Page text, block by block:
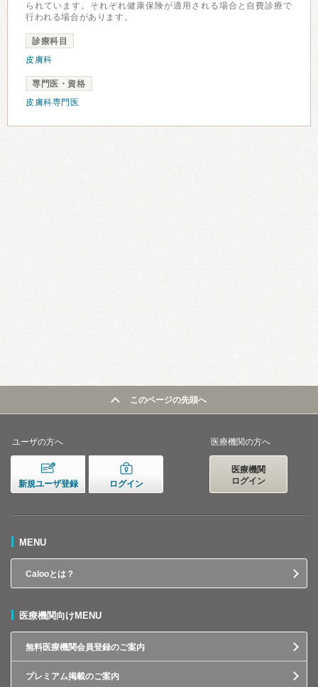
られています。それぞれ健康保険が適用される場合と自費診療で
行われる場合があります。
診療科目
皮膚科
専門医・資格
皮膚科専門医
このページの先頭へ
ユーザの方へ
新規ユーザ登録 ログイン
医療機関の方へ
医療機関
ログイン
MENU
Calooとは？
医療機関向けMENU
無料医療機関会員登録のご案内
プレミアム掲載のご案内